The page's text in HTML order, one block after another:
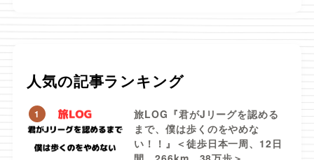
人気の記事ランキング
1
旅LOG『君がJリーグを認める
まで、僕は歩くのをやめな
い！！』＜徒歩日本一周、12日